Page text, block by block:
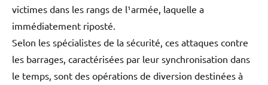
victimes dans les rangs de l¹armée, laquelle a
immédiatement riposté.
Selon les spécialistes de la sécurité, ces attaques contre
les barrages, caractérisées par leur synchronisation dans
le temps, sont des opérations de diversion destinées à